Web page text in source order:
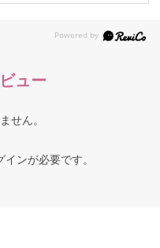
ュー
せん。
インが必要です。